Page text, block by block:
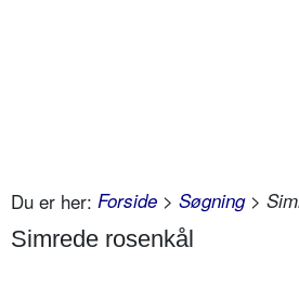
Du er her: Forside > Søgning>
Simrede rosenkål